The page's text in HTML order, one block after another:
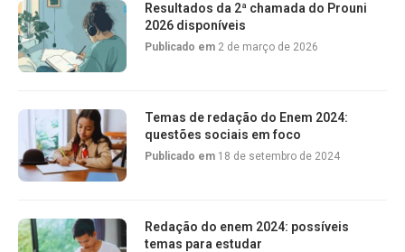
Resultados da 2ª chamada do Prouni
2026 disponíveis
Publicado em 2 de março de 2026
Temas de redação do Enem 2024:
questões sociais em foco
Publicado em 18 de setembro de 2024
Redação do enem 2024: possíveis
temas para estudar